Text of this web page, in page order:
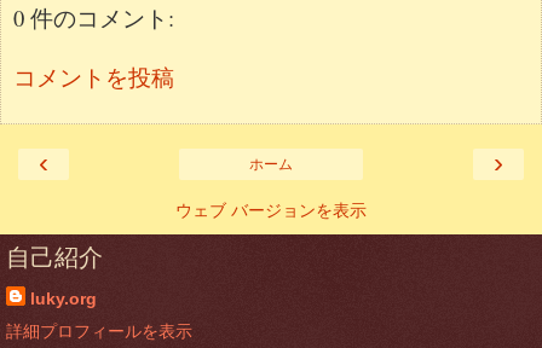
0 件のコメント:
コメントを投稿
‹ ›
ホーム
ウェブ バージョンを表示
自己紹介
luky.org
詳細プロフィールを表示